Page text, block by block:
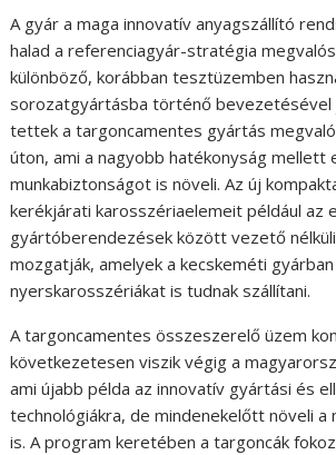
A gyár a maga innovatív anyagszállító
halad a referenciagyár-stratégia
különböző, korábban tesztüzemben
sorozatgyártásba történő
tettek a targoncamentes gyártás
úton, ami a nagyobb hatékonyság mellett
munkabiztonságot is növeli. Az új
kerékjárati karosszériaelemeit például az
gyártóberendezések között vezető
mozgatják, amelyek a kecskeméti
nyerskarosszériákat is tudnak szállítani.
A targoncamentes összeszerelő üzem
következetesen viszik végig a
ami újabb példa az innovatív gyártási és
technológiákra, de mindenekelőtt növeli a
is. A program keretében a targoncák